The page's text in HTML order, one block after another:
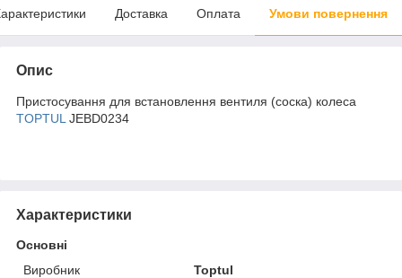
Доставка Оплата Умови повернення
Опис
Пристосування для встановлення вентиля (соска) колеса
TOPTUL JEBD0234
Характеристики
Основні
Виробник
Toptul